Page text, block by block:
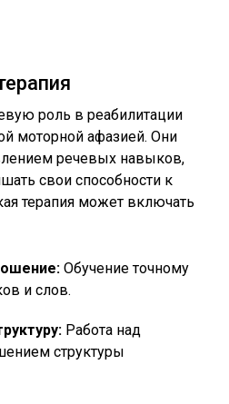
роль в реабилитации
моторной афазией. Они
речевых навыков,
свои способности к
терапия может включать
Обучение точному
и слов.
Работа над
структуры